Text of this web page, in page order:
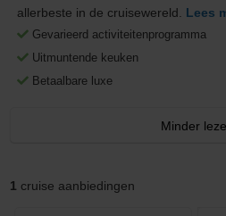
allerbeste in de cruisewereld. Lees
Gevarieerd activiteitenprogramma
Uitmuntende keuken
Betaalbare luxe
Minder
1 cruise aanbiedingen